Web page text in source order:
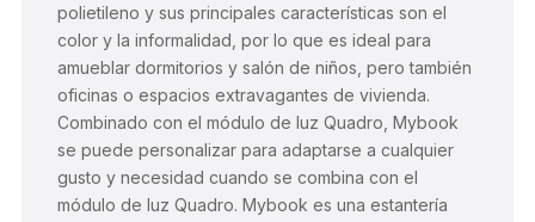
polietileno y sus principales características son el
color y la informalidad, por lo que es ideal para
amueblar dormitorios y salón de niños, pero también
oficinas o espacios extravagantes de vivienda.
Combinado con el módulo de luz Quadro, Mybook
se puede personalizar para adaptarse a cualquier
gusto y necesidad cuando se combina con el
módulo de luz Quadro. Mybook es una estantería